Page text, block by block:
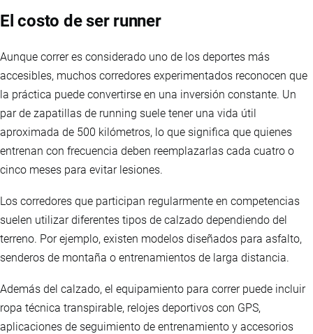
El costo de ser runner
Aunque correr es considerado uno de los deportes más
accesibles, muchos corredores experimentados reconocen que
la práctica puede convertirse en una inversión constante. Un
par de zapatillas de running suele tener una vida útil
aproximada de 500 kilómetros, lo que significa que quienes
entrenan con frecuencia deben reemplazarlas cada cuatro o
cinco meses para evitar lesiones.
Los corredores que participan regularmente en competencias
suelen utilizar diferentes tipos de calzado dependiendo del
terreno. Por ejemplo, existen modelos diseñados para asfalto,
senderos de montaña o entrenamientos de larga distancia.
Además del calzado, el equipamiento para correr puede incluir
ropa técnica transpirable, relojes deportivos con GPS,
aplicaciones de seguimiento de entrenamiento y accesorios